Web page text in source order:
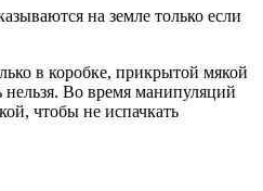
на земле только если
в коробке, прикрытой мякой
нельзя. Во время манипуляций
чтобы не испачкать